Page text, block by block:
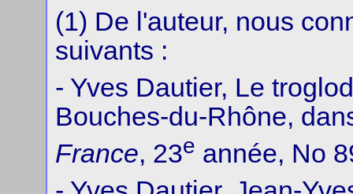
(1) De l'auteur, nous
suivants :
- Yves Dautier, Le
Bouches-du-Rhône,
France, 23e année, No